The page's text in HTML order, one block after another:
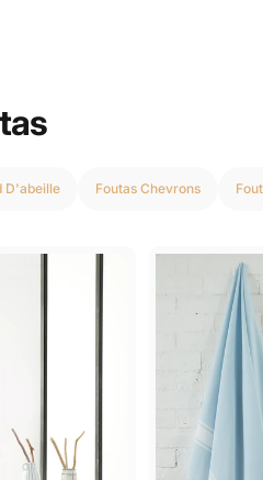
D'abeille Foutas Chevrons